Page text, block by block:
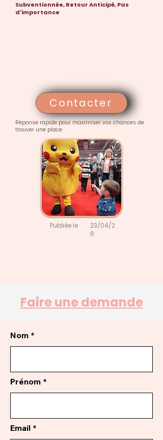
Subventionnée, Retour Anticipé, Pas
d'importance
Contacter
Réponse rapide pour maximiser vos chances de
trouver une place
Publiée le
23/04/2
6
Faire une demande
Nom
Prénom
Email